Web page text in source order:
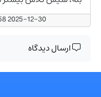
2025-12-30 12:46:58
ارسال دیدگاه